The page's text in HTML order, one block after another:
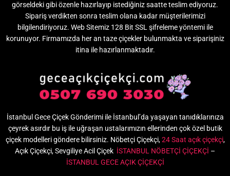
görseldeki gibi özenle hazırlayıp istediğiniz saatte teslim ediyoruz.
Sipariş verdikten sonra teslim olana kadar müşterilerimizi
bilgilendiriyoruz. Web Sitemiz 128 Bit SSL şifreleme yöntemi ile
korunuyor. Firmamızda her an taze çiçekler bulunmakta ve siparişiniz
itina ile hazırlanmaktadır.
İstanbul Gece Çiçek Gönderimi ile İstanbul’da yaşayan tanıdıklarınıza
çeyrek asırdır bu iş ile uğraşan ustalarımızın ellerinden çok özel butik
çiçek modelleri göndere bilirsiniz. Nöbetçi Çiçekçi,24 Saat açık çiçekçi,
Açık Çiçekçi, Sevgiliye Acil Çiçek İSTANBUL NÖBETÇİ ÇİÇEKÇİ –
İSTANBUL GECE AÇIK ÇİÇEKÇİ